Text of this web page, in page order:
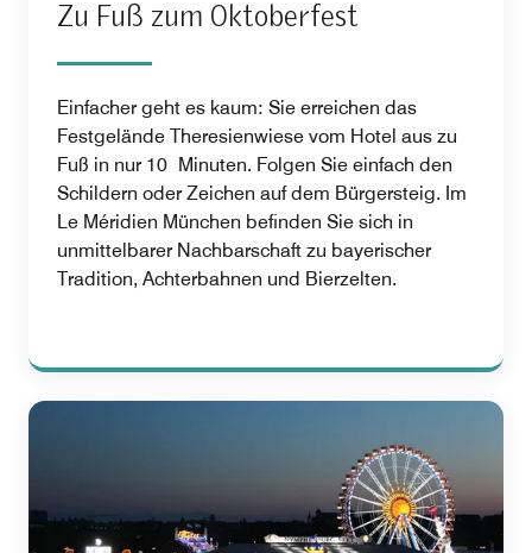
Zu Fuß zum Oktoberfest
Einfacher geht es kaum: Sie erreichen das
Festgelände Theresienwiese vom Hotel aus zu
Fuß in nur 10 Minuten. Folgen Sie einfach den
Schildern oder Zeichen auf dem Bürgersteig. Im
Le Méridien München befinden Sie sich in
unmittelbarer Nachbarschaft zu bayerischer
Tradition, Achterbahnen und Bierzelten.